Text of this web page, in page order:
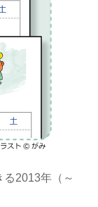
2013年（～